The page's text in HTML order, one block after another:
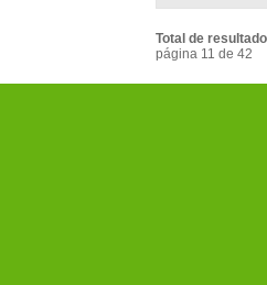
Total de
página 11 de 42